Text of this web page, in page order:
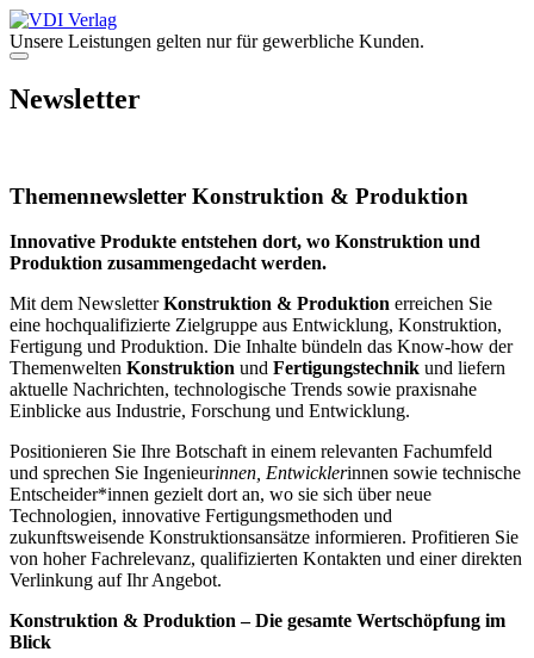
Zum
Inhalt
springen
Unsere Leistungen gelten nur für gewerbliche Kunden.
Menü
Newsletter
Themennewsletter Konstruktion & Produktion
Innovative Produkte entstehen dort, wo Konstruktion und
Produktion zusammengedacht werden.
Mit dem NewsletterKonstruktion & Produktion erreichen Sie
eine hochqualifizierte Zielgruppe aus Entwicklung, Konstruktion,
Fertigung und Produktion. Die Inhalte bündeln das Know-how der
Themenwelten Konstruktion und Fertigungstechnik und liefern
aktuelle Nachrichten, technologische Trends sowie praxisnahe
Einblicke aus Industrie, Forschung und Entwicklung.
Positionieren Sie Ihre Botschaft in einem relevanten Fachumfeld
und sprechen Sie Ingenieurinnen, Entwicklerinnen sowie technische
Entscheider*innen gezielt dort an, wo sie sich über neue
Technologien, innovative Fertigungsmethoden und
zukunftsweisende Konstruktionsansätze informieren. Profitieren Sie
von hoher Fachrelevanz, qualifizierten Kontakten und einer direkten
Verlinkung auf Ihr Angebot.
Konstruktion & Produktion – Die gesamte Wertschöpfung im
Blick